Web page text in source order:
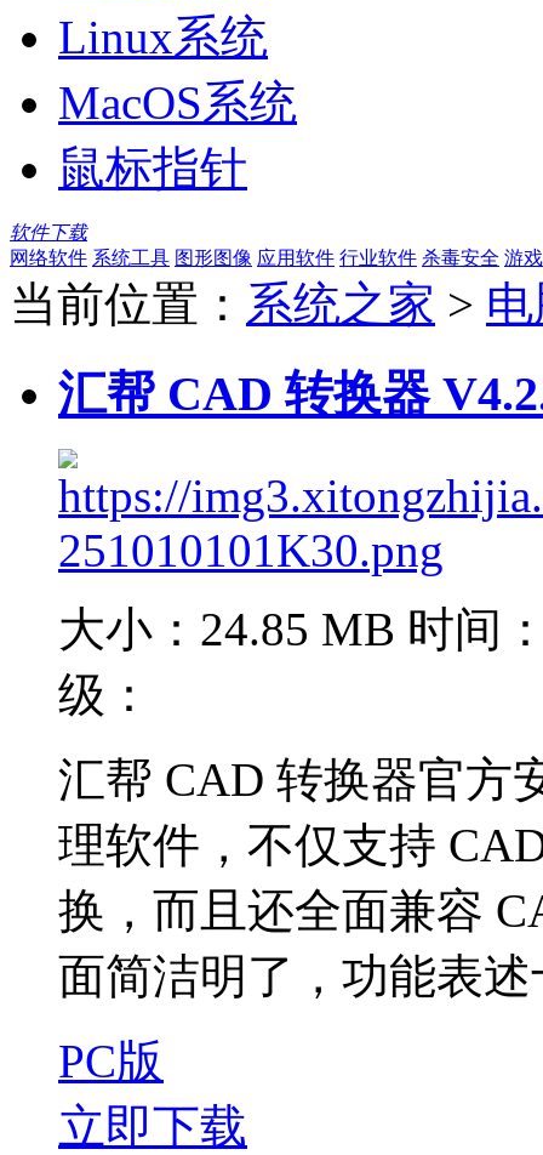
Linux系统
MacOS系统
鼠标指针
软件下载
网络软件 系统工具 图形图像 应用软件 行业软件 杀毒安全 游
当前位置： 系统之家 >
汇帮 CAD 转换器
大小：24.85 MB 时间
级：
汇帮 CAD 转换器官方
理软件，不仅支持
换，而且还全面兼容
面简洁明了，功能表
PC版
立即下载